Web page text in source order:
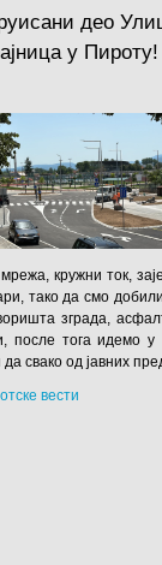
део
у Пироту!
кружни ток,
тако да смо
зграда,
после тога идемо
свако од јавних
вести